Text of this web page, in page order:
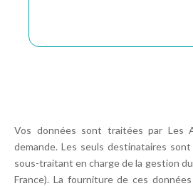
Vos données sont traitées par Les
demande. Les seuls destinataires
sous-traitant en charge de la gestion
France). La fourniture de ces